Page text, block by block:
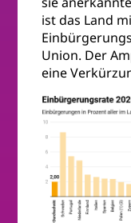
ist das Land
Union. Der
eine